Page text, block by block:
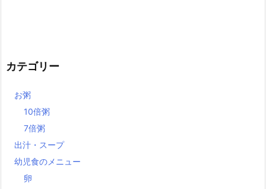
カテゴリー
お粥
10倍粥
7倍粥
出汁・スープ
幼児食のメニュー
卵